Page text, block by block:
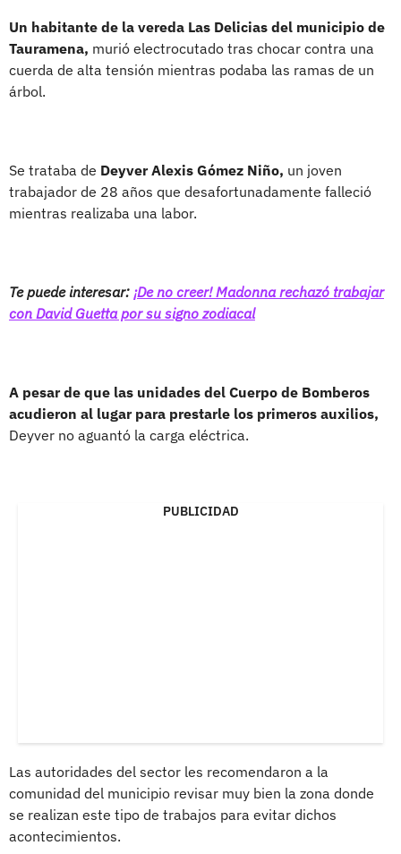
Un habitante de la vereda Las Delicias del municipio de
Tauramena, murió electrocutado tras chocar contra una
cuerda de alta tensión mientras podaba las ramas de un
árbol.
Se trataba de Deyver Alexis Gómez Niño, un joven
trabajador de 28 años que desafortunadamente falleció
mientras realizaba una labor.
Te puede interesar: ¡De no creer! Madonna rechazó trabajar
con David Guetta por su signo zodiacal
A pesar de que las unidades del Cuerpo de Bomberos
acudieron al lugar para prestarle los primeros auxilios,
Deyver no aguantó la carga eléctrica.
PUBLICIDAD
Las autoridades del sector les recomendaron a la
comunidad del municipio revisar muy bien la zona donde
se realizan este tipo de trabajos para evitar dichos
acontecimientos.